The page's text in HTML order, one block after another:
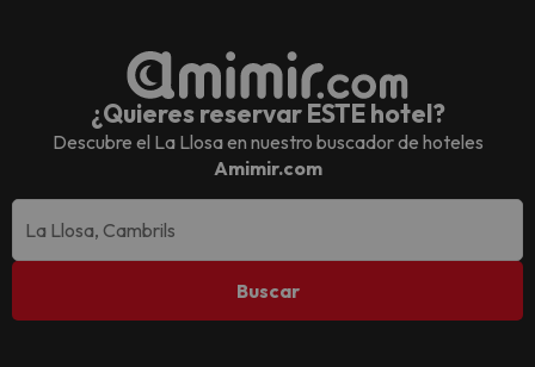
¿Quieres reservar ESTE hotel?
Descubre el La Llosaen nuestro buscador de hoteles
Amimir.com
Buscar